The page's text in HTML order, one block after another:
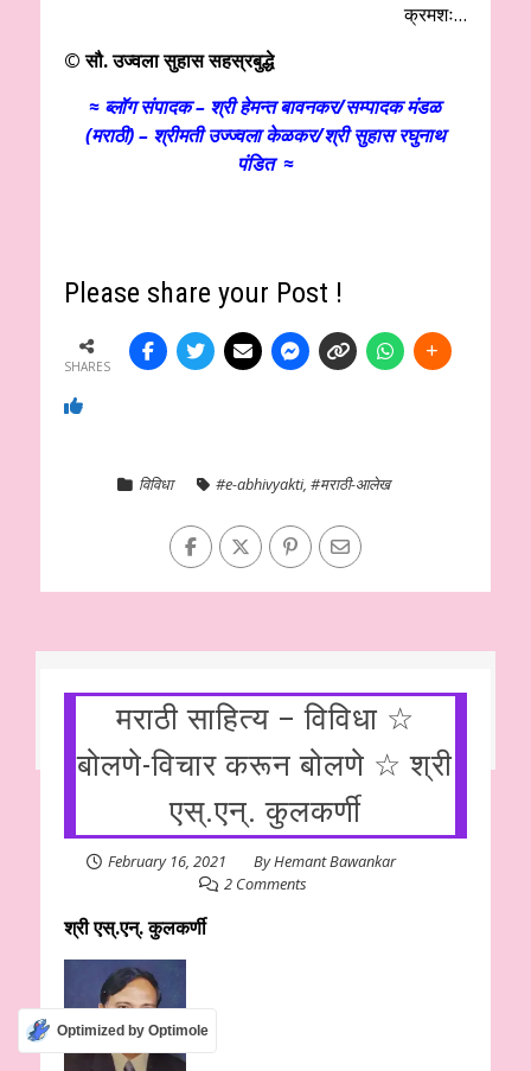
क्रमशः…
© सौ. उज्वला सुहास सहस्रबुद्धे
≈ ब्लॉग संपादक – श्री हेमन्त बावनकर/सम्पादक मंडळ
(मराठी) – श्रीमती उज्ज्वला केळकर/श्री सुहास रघुनाथ
पंडित ≈
Please share your Post !
SHARES
विविधा #e-abhivyakti, #मराठी-आलेख
मराठी साहित्य – विविधा ☆
बोलणे-विचार करून बोलणे ☆ श्री
एस्.एन्. कुलकर्णी
February 16, 2021 ByHemant Bawankar
2 Comments
श्री एस्.एन्. कुलकर्णी
Optimized by Optimole